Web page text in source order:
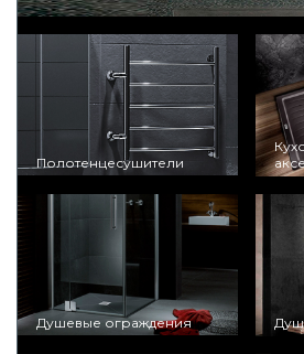
Полотенцесушители
Душевые ограждения